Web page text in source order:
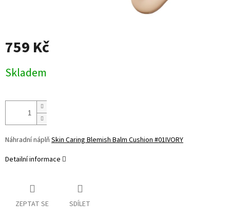
759 Kč
cena:
Skladem
Náhradní náplň Skin Caring Blemish Balm Cushion #01IVORY
Detailní informace
ZEPTAT SE SDÍLET